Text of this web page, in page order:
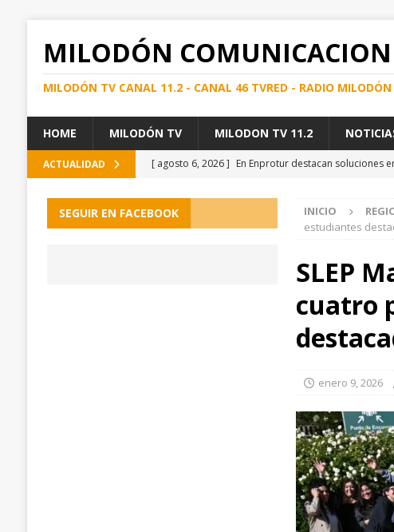
MILODÓN
MILODÓN TV CANAL 11.2 - CANAL 46 TVRED - RADIO
HOME MILODÓN TV MILODON TV 11.2
ACTUALIDAD [ agosto 6, 2026 ] En Enprotur destacan soluciones
[ agosto 6, 2026 ]
FISCALIZACIÓN CONJUNTA
Detienen en los canales
Visita técnica del SEREMI de
Incorporando necesidades de la
INICIO
estudiantes
SLEP
cuatro
enero 9, 2026
SEGUIR EN FACEBOOK